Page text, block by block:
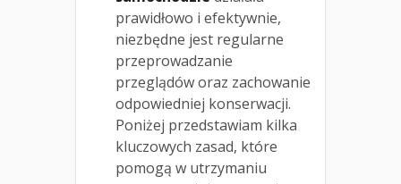
prawidłowo i efektywnie,
niezbędne jest regularne
przeprowadzanie
przeglądów oraz zachowanie
odpowiedniej konserwacji.
Poniżej przedstawiam kilka
kluczowych zasad, które
pomogą w utrzymaniu